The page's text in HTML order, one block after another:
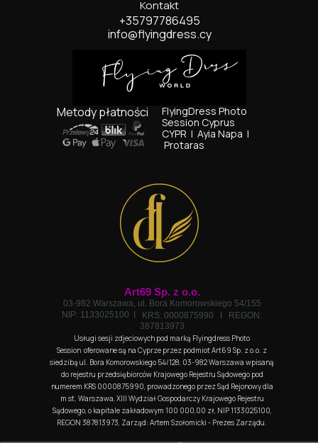
FlyingDress Photo
Session Cyprus
CYPR I Ayia Napa I
Protaras
Art69 Sp. z o.o.
03-982 Warszawa, ul. Bora Komorowskiego 54/155
NIP: 1133025100 I
KRS: 0000875990 I
REGON:
387813973
Usługi sesji zdjeciowych pod marką Flyingdress Photo
Session oferowane są na Cyprze przez podmiot Art69 Sp. z o.o. z
siedzibą ul. Bora Komorowskiego 54/128, 03-982 Warszawa wpisaną
do rejestru przedsiębiorców Krajowego Rejestru Sądowego pod
numerem KRS 0000875990, prowadzonego przez Sąd Rejonowy dla
m st. Warszawa, XIII Wydział Gospodarczy Krajowego Rejestru
Sądowego, o kapitale zakładowym 100 000,00 zł, NIP 1133025100,
REGON 387813973, Zarząd: Artem Szołomicki - Prezes Zarządu.
Kontakt
+35797786495
info@flyingdress.cy
Metody płatności